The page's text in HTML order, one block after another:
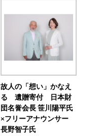
故人の「想い」かなえ
る 遺贈寄付 日本財
団名誉会長 笹川陽平氏
×フリーアナウンサー
長野智子氏